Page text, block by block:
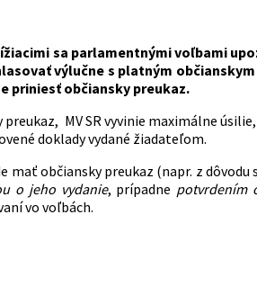
sa parlamentnými voľbami
výlučne s platným
priniesť občiansky preukaz.
MV SR vyvinie maximálne
doklady vydané žiadateľom.
mať občiansky preukaz (napr. z
o jeho vydanie, prípadne potvrdením
vo voľbách.